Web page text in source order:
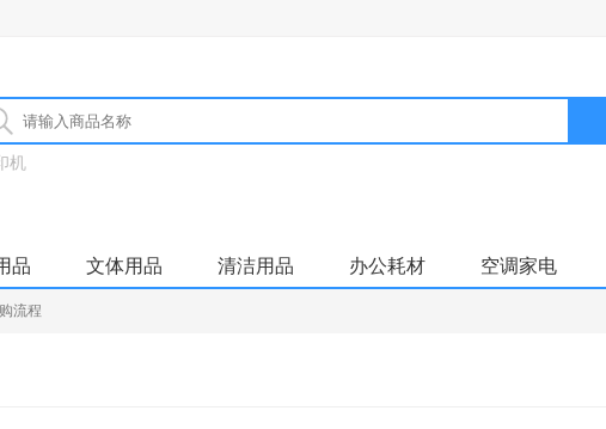
机
品 文体用品 清洁用品 办公耗材 空调家电
流程